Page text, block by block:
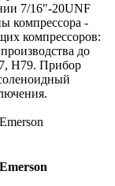
7/16"-20UNF
компрессора -
компрессоров:
до
H79. Прибор